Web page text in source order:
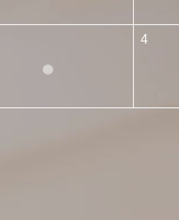
●
4